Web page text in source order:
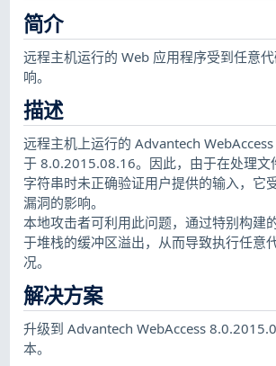
简介
远程主机运行的 Web 应用程序受到任意
响。
描述
远程主机上运行的 Advantech
于 8.0.2015.08.16。因此，由于在处理文
字符串时未正确验证用户提供的输入，它
漏洞的影响。
本地攻击者可利用此问题，通过特别构建
于堆栈的缓冲区溢出，从而导致执行任意
况。
解决方案
升级到 Advantech WebAccess
本。